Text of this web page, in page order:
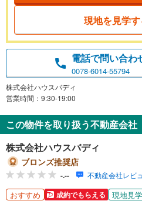
現地を見学
電話で問い合わ
0078-6014-55794
株式会社ハウスバディ
営業時間：9:30-19:00
この物件を取り扱う不動産会社
株式会社ハウスバディ
ブロンズ推奨店
-.-- 不動産会社レビ
おすすめ 成約でもらえる 現地見